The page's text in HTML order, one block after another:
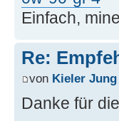
Einfach,
Re:
von Kieler Jung
Danke für